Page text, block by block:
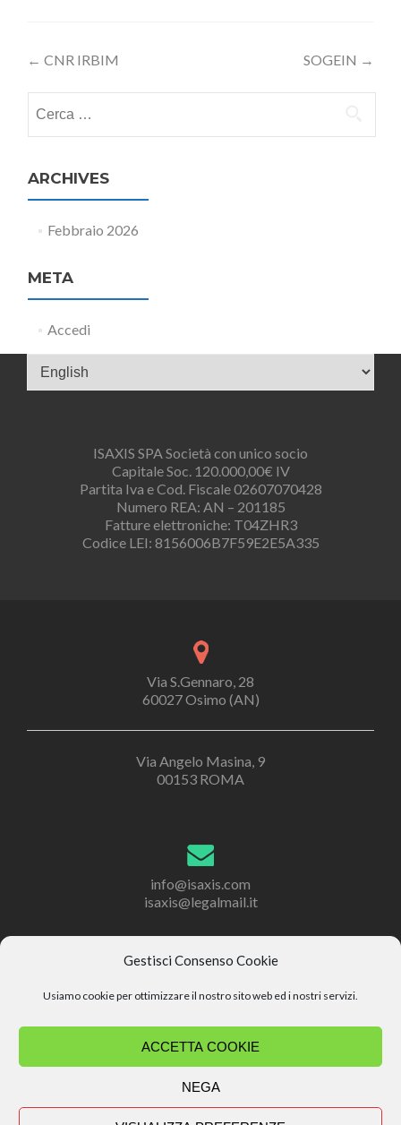
Gestisci Consenso Cookie
Usiamo cookie per ottimizzare il nostro sito web ed i nostri servizi.
ACCETTA COOKIE
NEGA
Post
navigation
← CNR IRBIM SOGEIN →
per:
ARCHIVES
Febbraio 2026
META
Accedi
una
ISAXIS SPA Società con unico socio
Capitale Soc. 120.000,00€ IV
Partita Iva e Cod. Fiscale 02607070428
Numero REA: AN – 201185
Fatture elettroniche: T04ZHR3
Codice LEI: 8156006B7F59E2E5A335
Via S.Gennaro, 28
60027 Osimo (AN)
Via Angelo Masina, 9
00153 ROMA
info@isaxis.com
isaxis@legalmail.it
+39 071 2867201
+39 071 2867302